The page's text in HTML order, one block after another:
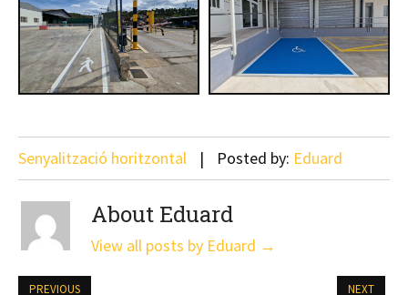
Senyalització horitzontal Posted by: Eduard
About Eduard
View all posts by Eduard →
PREVIOUS NEXT